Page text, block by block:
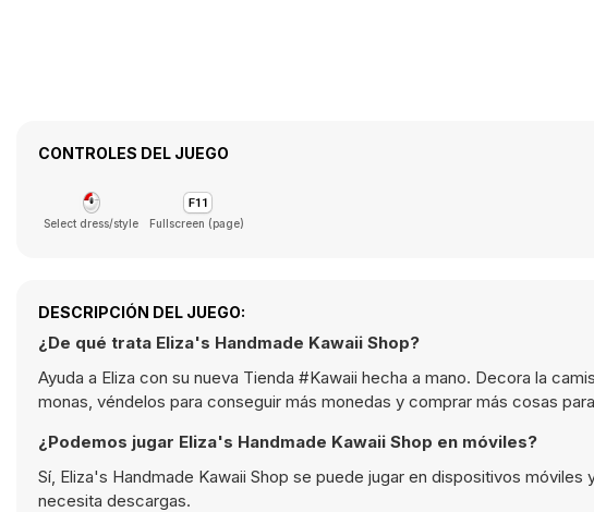
CONTROLES DEL JUEGO
Select dress/style Fullscreen (page)
DESCRIPCIÓN DEL JUEGO:
¿De qué trata Eliza's Handmade Kawaii Shop?
Ayuda a Eliza con su nueva Tienda #Kawaii hecha a mano. Decora la
monas, véndelos para conseguir más monedas y comprar más cosas
¿Podemos jugar Eliza's Handmade Kawaii Shop en móviles?
Sí, Eliza's Handmade Kawaii Shop se puede jugar en dispositivos
necesita descargas.